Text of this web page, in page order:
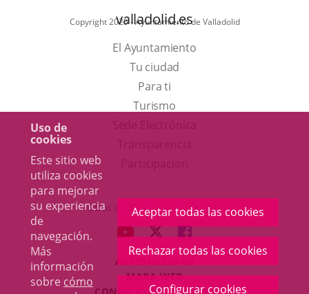
Uso de
cookies
Este sitio web
utiliza cookies
para mejorar
su experiencia
de
navegación.
Más
información
sobre cómo
Aceptar todas las cookies
Rechazar todas las cookies
Configurar cookies
Copyright 2025 - Ayuntamiento de Valladolid
valladolid.es
El Ayuntamiento
Tu ciudad
Para ti
TurismoEste
una
ventana
nueva.
externa.
Otras webs del Ayuntamiento
ENLACE
A
UNA
APLICACIÓN
ENLACE
A
UNA
APLICACIÓN
ENLACE
A
UNA
APLICACIÓN
ACCESIBILIDAD
MAPA WEB